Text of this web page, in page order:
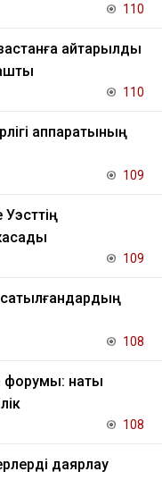
110
қайтарылды
110
аппаратының
109
109
108
форумы: нақты
108
даярлау